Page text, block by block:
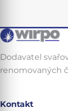
Dodavatel
renomovaných
Kontakt